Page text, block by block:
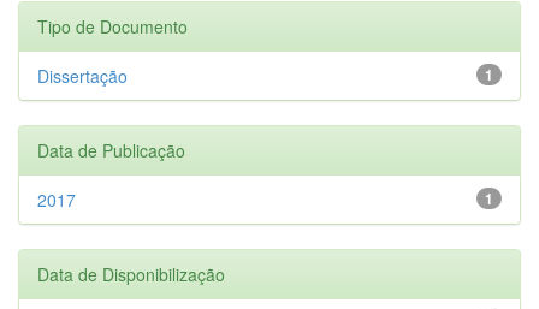
Tipo de Documento
1
Dissertação
Data de Publicação
1
2017
Data de Disponibilização